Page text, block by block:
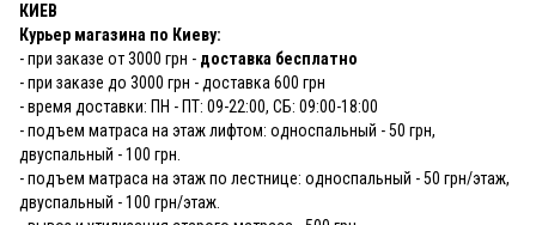
КИЕВ
Курьер магазина по Киеву:
- при заказе от 3000 грн - доставка бесплатно
- при заказе до 3000 грн - доставка 600 грн
- время доставки: ПН - ПТ: 09-22:00, СБ: 09:00-18:00
- подъем матраса на этаж лифтом: односпальный - 50 грн,
двуспальный - 100 грн.
- подъем матраса на этаж по лестнице: односпальный - 50 грн/этаж,
двуспальный - 100 грн/этаж.